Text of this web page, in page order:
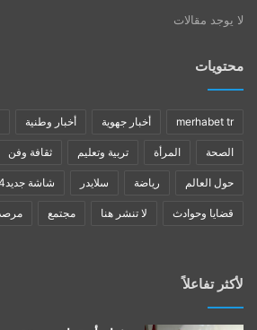
لا يوجد مقالات
محتويات
merhabet tr أخبار جهوية أخبار وطنية
الصحة المرأة تربية وتعليم ثقافة وفن
حول العالم رياضة سلايدر شاشة جديد24
قضايا وحوادث لا تنشر هنا مجتمع
لأكثر تفاعلاً